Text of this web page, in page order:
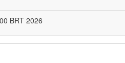
BRT 2026